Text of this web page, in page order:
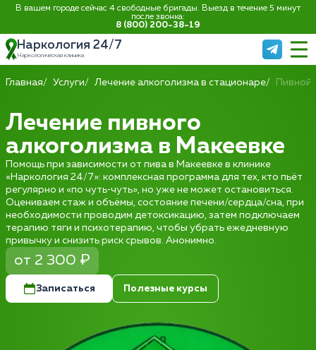
В вашем городе сейчас 4 свободные бригады. Выезд в течение 5 минут
после звонка:
8 (800) 200-38-19
Наркология 24/7
Наркологическая клиника
Главная Услуги Лечение алкоголизма в стационаре Пивной
Лечение пивного
алкоголизма в Макеевке
Помощь при зависимости от пива в Макеевке в клинике
«Наркология 24/7»: комплексная программа для тех, кто пьёт
регулярно и «по чуть‑чуть», но уже не может остановиться.
Оцениваем стаж и объёмы, состояние печени/сердца/сна, при
необходимости проводим детоксикацию, затем подключаем
терапию тяги и психотерапию, чтобы убрать ежедневную
привычку и снизить риск срывов. Анонимно.
от 2 300 ₽
Записаться Полезные курсы